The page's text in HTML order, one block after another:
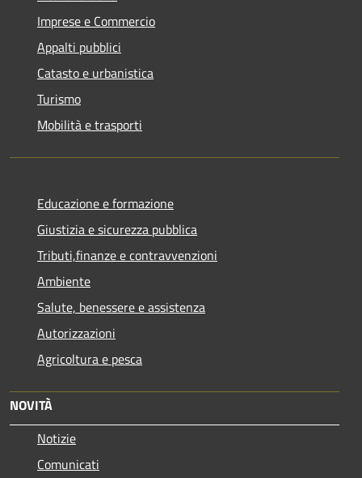
Imprese e Commercio
Appalti pubblici
Catasto e urbanistica
Turismo
Mobilità e trasporti
Educazione e formazione
Giustizia e sicurezza pubblica
Tributi,finanze e contravvenzioni
Ambiente
Salute, benessere e assistenza
Autorizzazioni
Agricoltura e pesca
NOVITÀ
Notizie
Comunicati